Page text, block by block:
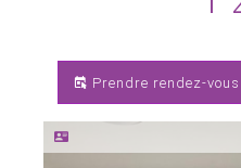
Prendre rendez-vous